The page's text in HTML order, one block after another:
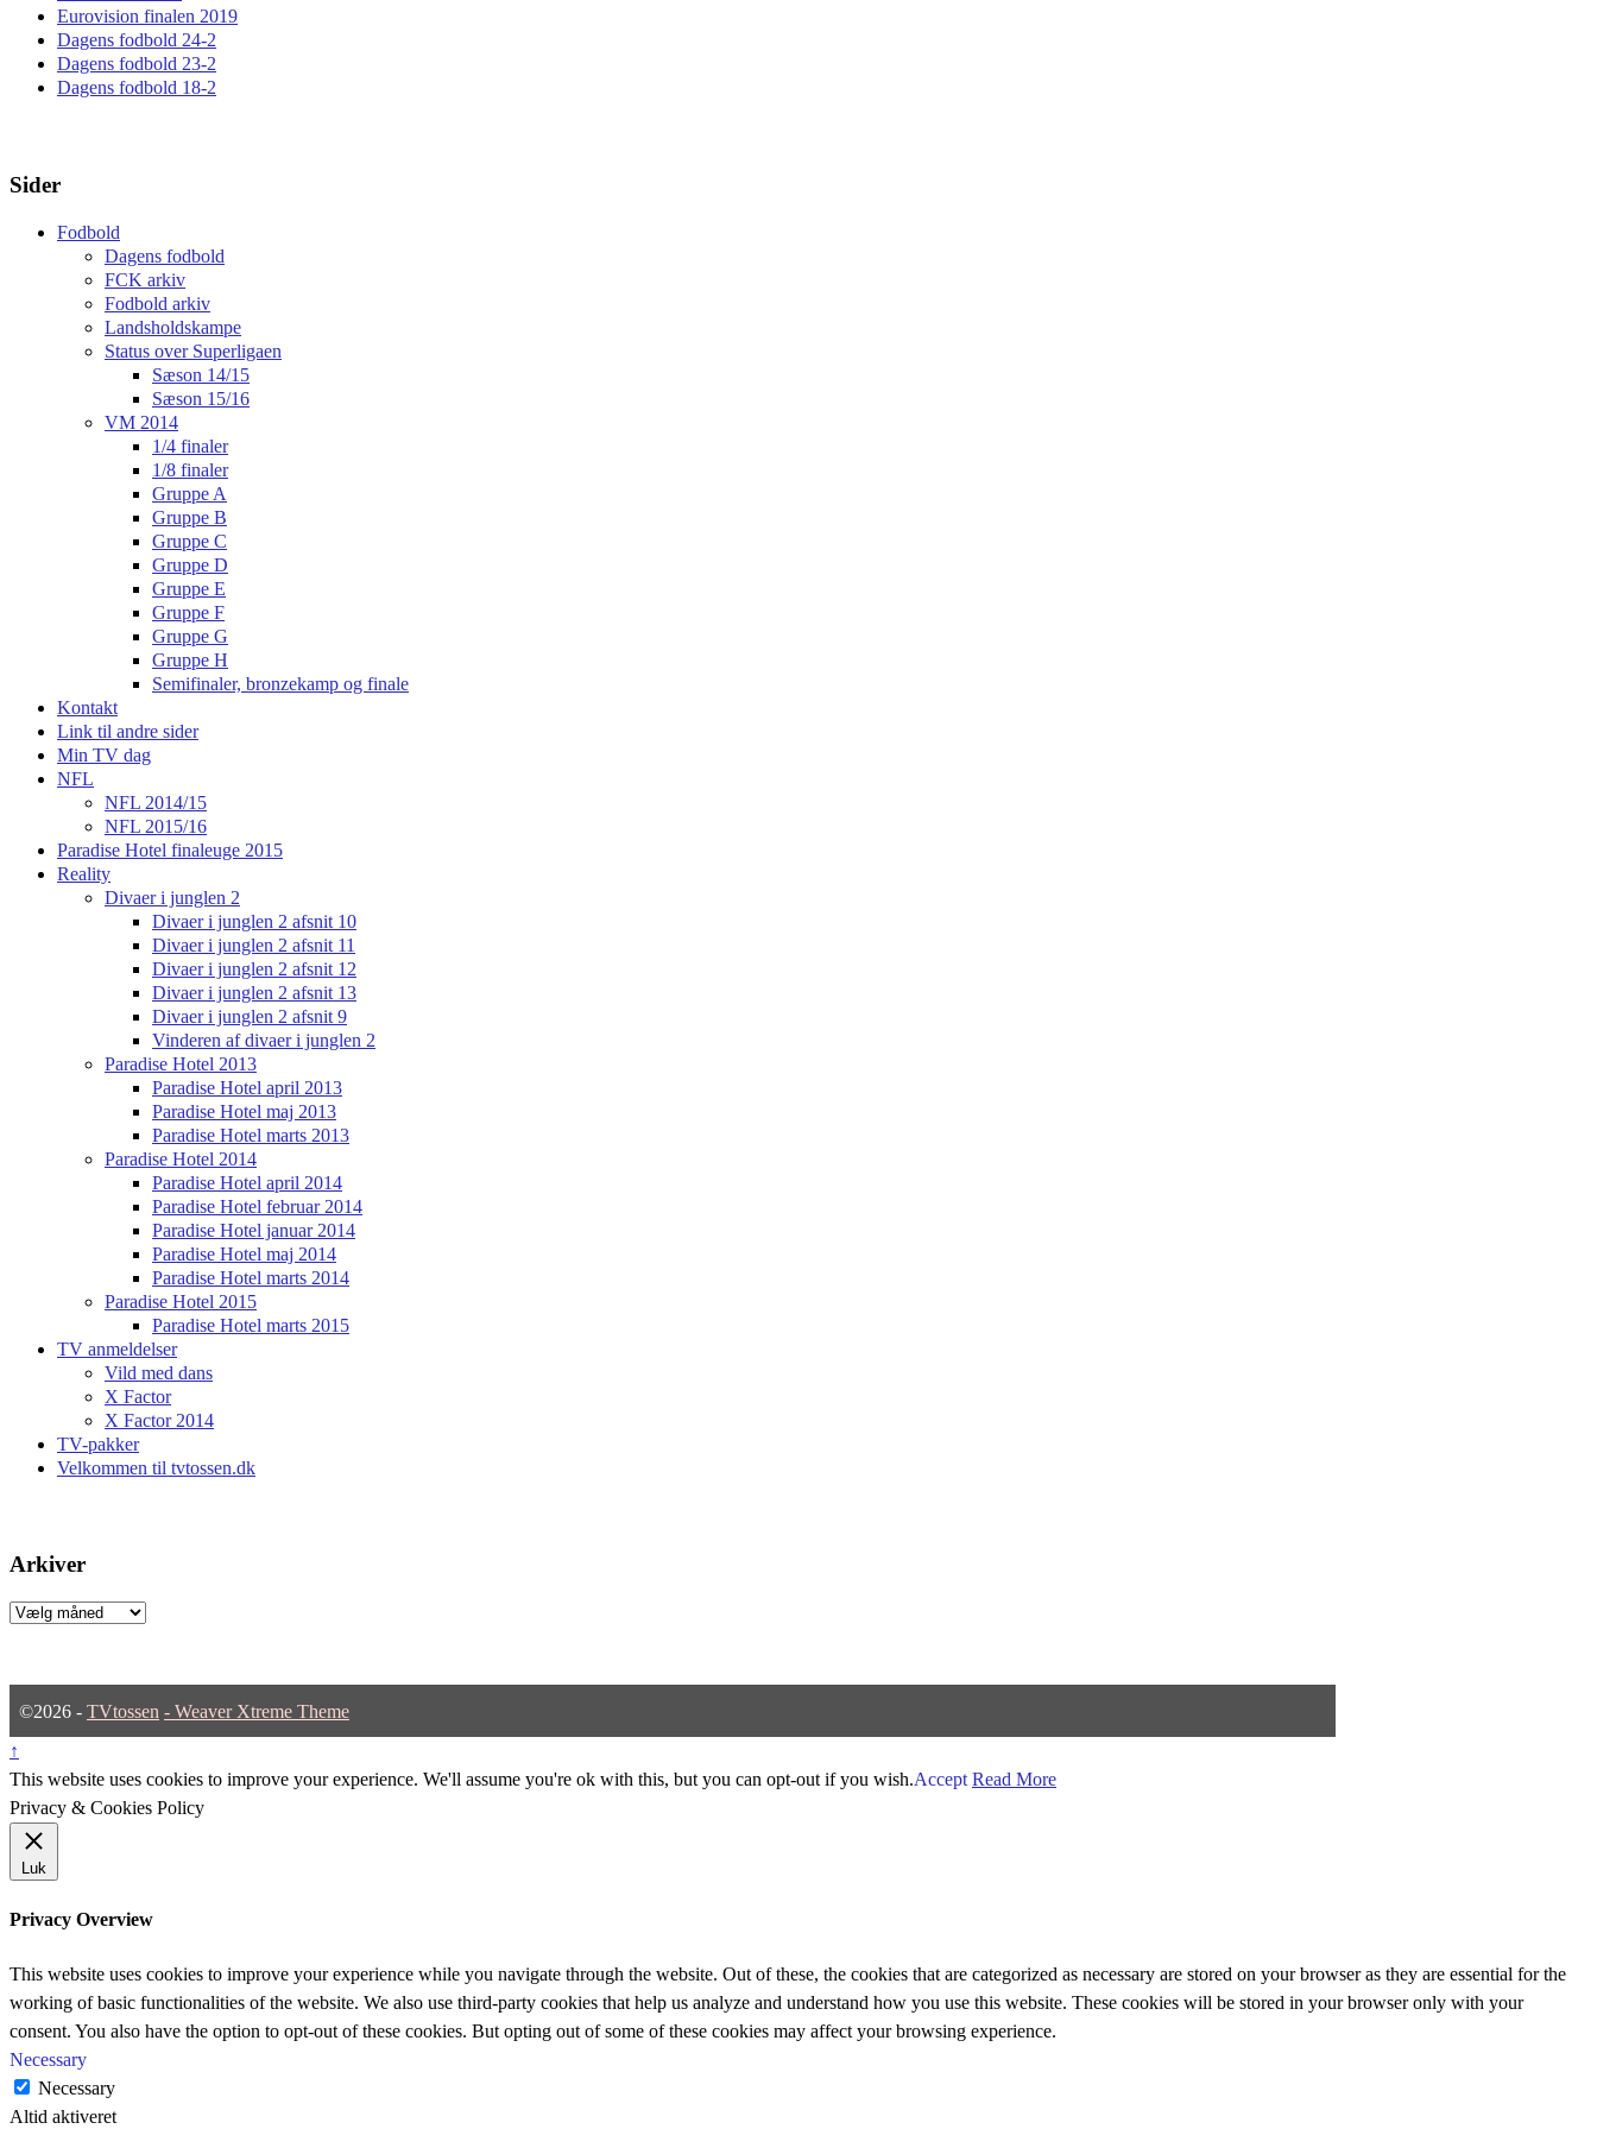
Eurovision finalen 2019
Dagens fodbold 24-2
Dagens fodbold 23-2
Dagens fodbold 18-2
Sider
Fodbold
Dagens fodbold
FCK arkiv
Fodbold arkiv
Landsholdskampe
Status over Superligaen
Sæson 14/15
Sæson 15/16
VM 2014
1/4 finaler
1/8 finaler
Gruppe A
Gruppe B
Gruppe C
Gruppe D
Gruppe E
Gruppe F
Gruppe G
Gruppe H
Semifinaler, bronzekamp og finale
Kontakt
Link til andre sider
Min TV dag
NFL
NFL 2014/15
NFL 2015/16
Paradise Hotel finaleuge 2015
Reality
Divaer i junglen 2
Divaer i junglen 2 afsnit 10
Divaer i junglen 2 afsnit 11
Divaer i junglen 2 afsnit 12
Divaer i junglen 2 afsnit 13
Divaer i junglen 2 afsnit 9
Vinderen af divaer i junglen 2
Paradise Hotel 2013
Paradise Hotel april 2013
Paradise Hotel maj 2013
Paradise Hotel marts 2013
Paradise Hotel 2014
Paradise Hotel april 2014
Paradise Hotel februar 2014
Paradise Hotel januar 2014
Paradise Hotel maj 2014
Paradise Hotel marts 2014
Paradise Hotel 2015
Paradise Hotel marts 2015
TV anmeldelser
Vild med dans
X Factor
X Factor 2014
TV-pakker
Velkommen til tvtossen.dk
Arkiver
Arkiver
©2026 - TVtossen - Weaver Xtreme Theme
↑
This website uses cookies to improve your experience. We'll assume you're ok with this, but you can opt-out if you wish.Accept Read More
Privacy & Cookies Policy
Luk
Privacy Overview
This website uses cookies to improve your experience while you navigate through the website. Out of these, the cookies that are categorized as necessary are stored on your browser as they are essential for the
working of basic functionalities of the website. We also use third-party cookies that help us analyze and understand how you use this website. These cookies will be stored in your browser only with your
consent. You also have the option to opt-out of these cookies. But opting out of some of these cookies may affect your browsing experience.
Necessary
Necessary
Altid aktiveret